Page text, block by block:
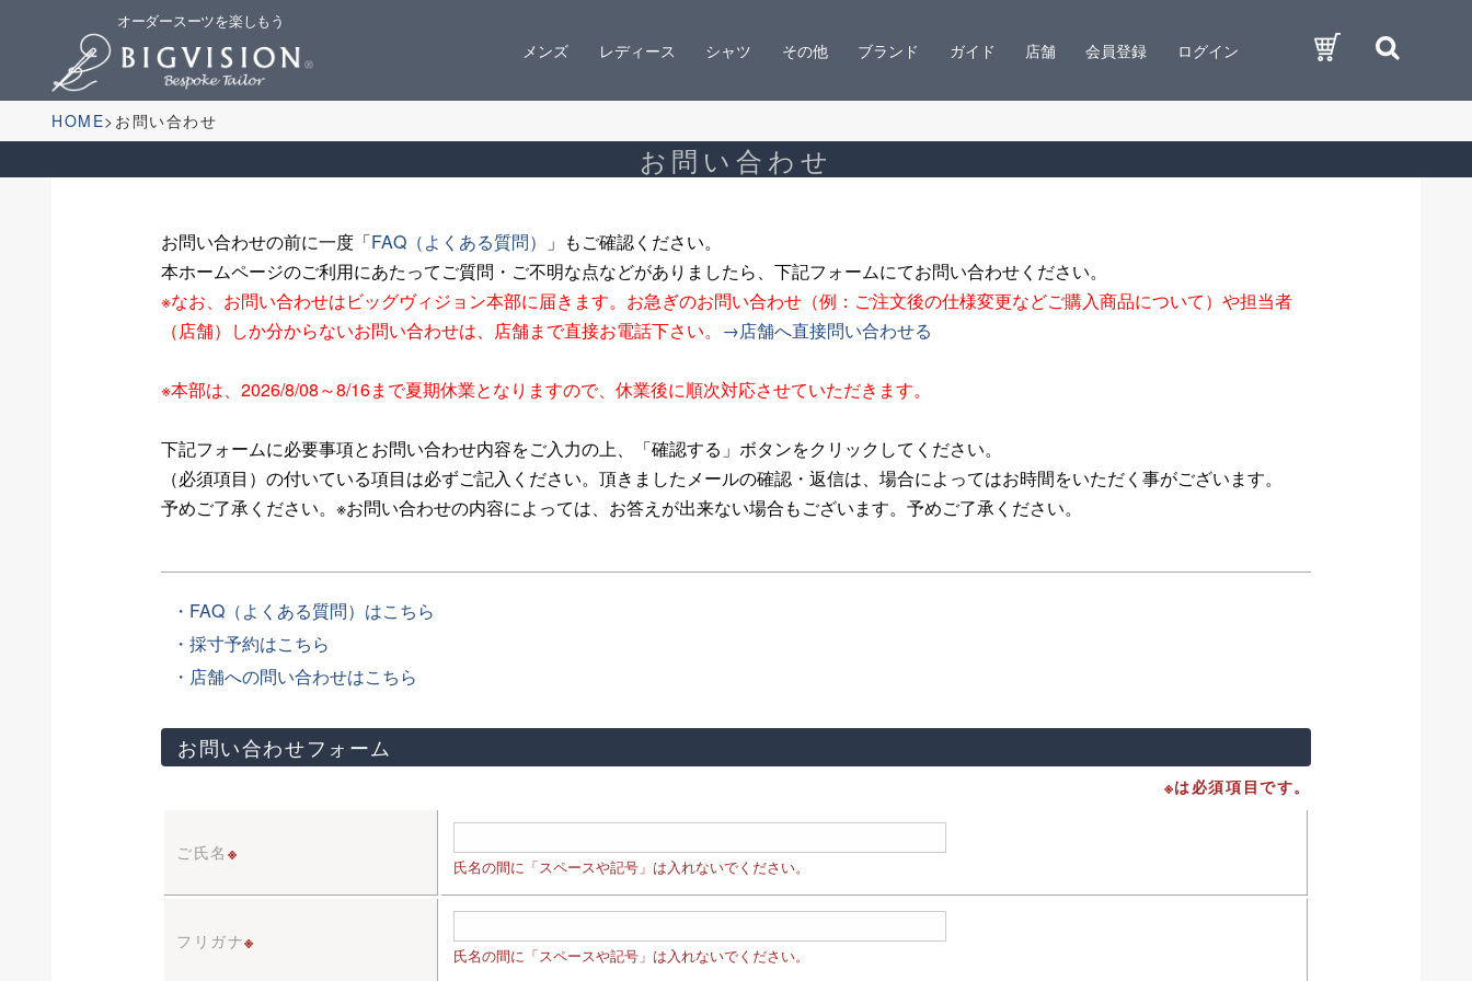
オーダースーツを楽しもう
メンズ レディース シャツ その他 ブランド ガイド 店舗 会員登録 ログイン
HOME お問い合わせ
お問い合わせ
お問い合わせの前に一度「FAQ（よくある質問）
」もご確認ください。
本ホームページのご利用にあたってご質問・ご不明な点などがありましたら、下記フォームにてお問い合わせください。
※なお、お問い合わせはビッグヴィジョン本部に届きます。お急ぎのお問い合わせ（例：ご注文後の仕様変更などご購入商品について）や担当者
（店舗）しか分からないお問い合わせは、店舗まで直接お電話下さい。 →店舗へ直接問い合わせる
※本部は、2026/8/08～8/16まで夏期休業となりますので、休業後に順次対応させていただきます。
下記フォームに必要事項とお問い合わせ内容をご入力の上、「確認する」ボタンをクリックしてください。
（必須項目）の付いている項目は必ずご記入ください。頂きましたメールの確認・返信は、場合によってはお時間をいただく事がございます。
予めご了承ください。※お問い合わせの内容によっては、お答えが出来ない場合もございます。予めご了承ください。
・FAQ（よくある質問）はこちら
・採寸予約はこちら
・店舗への問い合わせはこちら
お問い合わせフォーム
※は必須項目です。
ご氏名 ※
氏名の間に「スペースや記号」は入れないでください。
フリガナ※
氏名の間に「スペースや記号」は入れないでください。